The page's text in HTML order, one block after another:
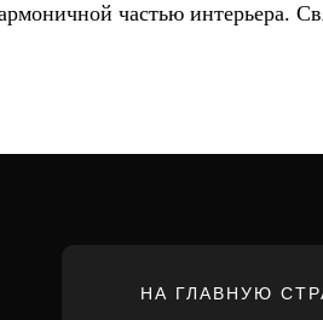
частью интерьера.
НА ГЛАВНУЮ